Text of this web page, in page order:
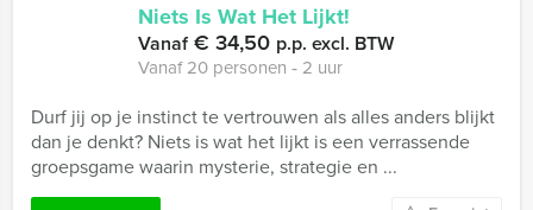
Niets Is Wat Het Lijkt!
Vanaf€ 34,50 p.p. excl. BTW
Vanaf 20 personen ‐ 2 uur
Durf jij op je instinct te vertrouwen als alles anders blijkt
dan je denkt? Niets is wat het lijkt is een verrassende
groepsgame waarin mysterie, strategie en ...